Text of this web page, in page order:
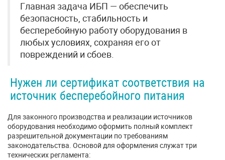
Главная задача ИБП — обеспечить
безопасность, стабильность и
бесперебойную работу оборудования в
любых условиях, сохраняя его от
повреждений и сбоев.
Нужен ли сертификат соответствия на
источник бесперебойного питания
Для законного производства и реализации источников
оборудования необходимо оформить полный комплект
разрешительной документации по требованиям
законодательства. Основой для оформления служат три
технических регламента: